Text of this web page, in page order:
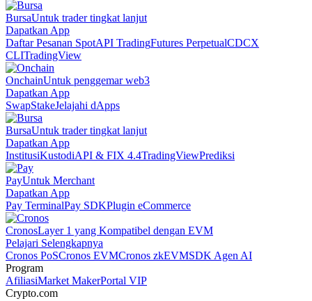
BursaUntuk trader tingkat lanjut
Dapatkan App
Daftar Pesanan SpotAPI TradingFutures PerpetualCDCX
CLITradingView
OnchainUntuk penggemar web3
Dapatkan App
SwapStakeJelajahi dApps
BursaUntuk trader tingkat lanjut
Dapatkan App
InstitusiKustodiAPI & FIX 4.4TradingViewPrediksi
PayUntuk Merchant
Dapatkan App
Pay TerminalPay SDKPlugin eCommerce
CronosLayer 1 yang Kompatibel dengan EVM
Pelajari Selengkapnya
Cronos PoSCronos EVMCronos zkEVMSDK Agen AI
Program
AfiliasiMarket MakerPortal VIP
Crypto.com